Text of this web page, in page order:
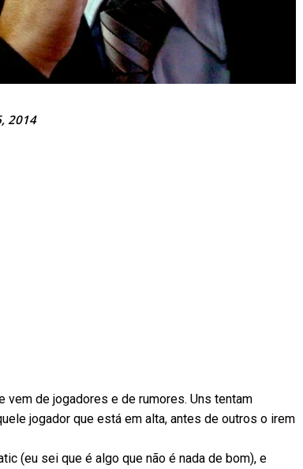
2014
vem de jogadores e de rumores. Uns tentam
jogador que está em alta, antes de outros o irem
(eu sei que é algo que não é nada de bom), e